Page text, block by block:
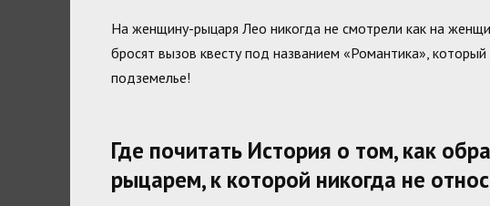
На женщину-рыцаря Лео никогда не смотрели как на
бросят вызов квесту под названием «Романтика»,
подземелье!
Где почитать История о том, как
рыцарем, к которой никогда не